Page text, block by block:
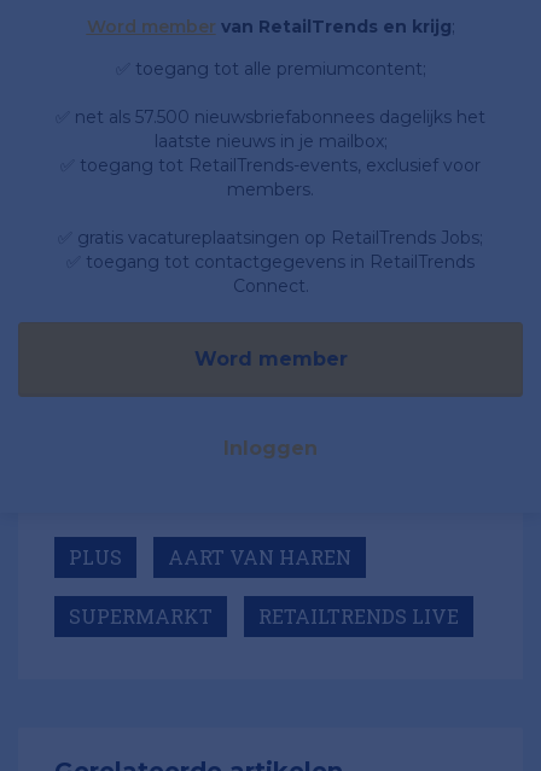
Word member van RetailTrends en krijg;
✅ toegang tot alle premiumcontent;
✅ net als 57.500 nieuwsbriefabonnees dagelijks het
laatste nieuws in je mailbox;
✅ toegang tot RetailTrends-events, exclusief voor
members.
✅ gratis vacatureplaatsingen op RetailTrends Jobs;
✅ toegang tot contactgegevens in RetailTrends
Connect.
Word member
Inloggen
PLUS AART VAN HAREN
SUPERMARKT RETAILTRENDS LIVE